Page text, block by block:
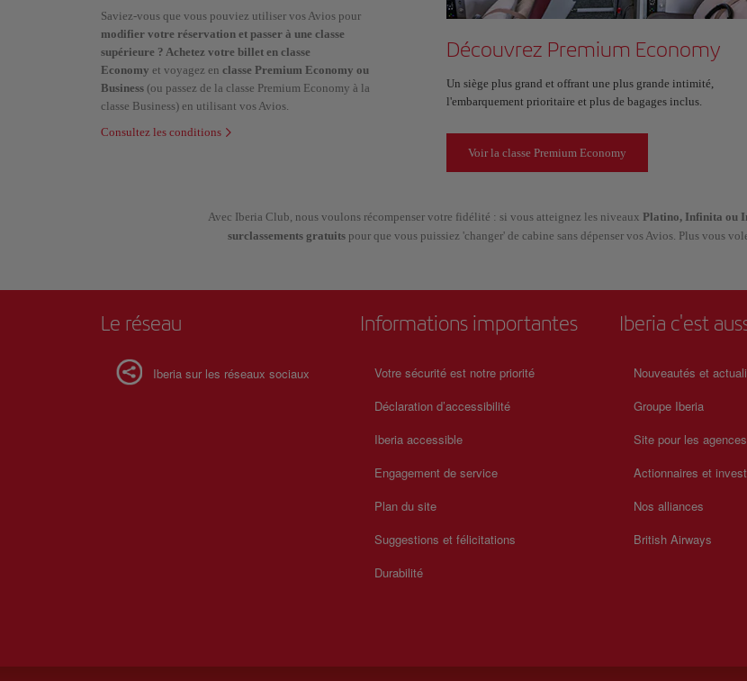
Saviez-vous que vous pouviez utiliser vos Avios pour
modifier votre réservation et passer à une classe
supérieure ? Achetez votre billet en classe
Economy et voyagez en classe Premium Economy ou
Business (ou passez de la classe Premium Economy à la
classe Business) en utilisant vos Avios.
Consultez les conditions
Découvrez Premium Economy
Un siège plus grand et offrant une plus grande intimité,
l'embarquement prioritaire et plus de bagages inclus.
Voir la classe Premium Economy
Avec Iberia Club, nous voulons récompenser votre fidélité : si vous atteignez les niveaux Platino, Infinita ou
surclassements gratuits pour que vous puissiez 'changer' de cabine sans dépenser vos Avios. Plus vous
Le réseau
Iberia sur les réseaux sociaux
Informations importantes
Votre sécurité est notre priorité
Déclaration d’accessibilité
Iberia accessible
Engagement de service
Plan du site
Suggestions et félicitations
Durabilité
Iberia c'est
Nouveautés et
Groupe Iberia
Site pour les agences
Actionnaires et
Nos alliances
British Airways